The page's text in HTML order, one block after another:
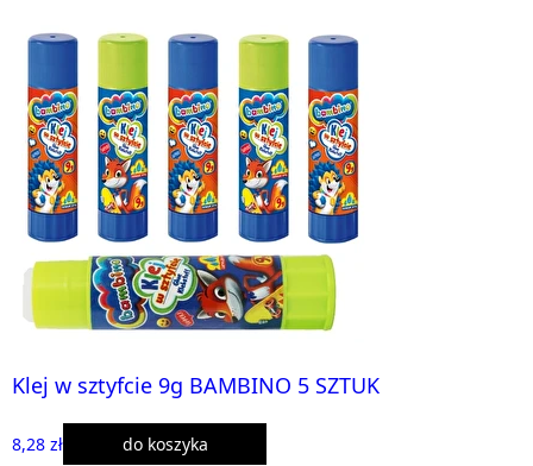
Klej w sztyfcie 9g BAMBINO 5 SZTUK
8,28 zł do koszyka